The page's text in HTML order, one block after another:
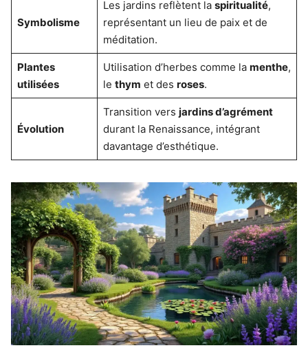
Symbolisme
Les jardins reflètent la spiritualité,
représentant un lieu de paix et de
méditation.
Plantes
utilisées
Utilisation d’herbes comme la menthe,
le thym et des roses.
Évolution
Transition vers jardins d’agrément
durant la Renaissance, intégrant
davantage d’esthétique.